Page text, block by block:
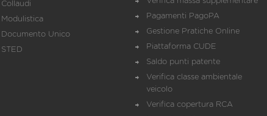
Collaudi
Modulistica
Documento Unico
STED
Pagamenti PagoPA
Gestione Pratiche Online
Piattaforma CUDE
Saldo punti patente
Verifica classe ambientale
veicolo
Verifica copertura RCA